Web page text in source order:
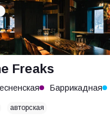
Freaks
Баррикадная
авторская